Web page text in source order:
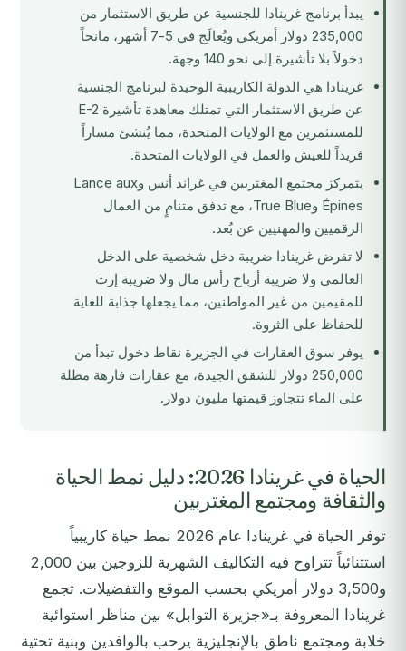
يبدأ برنامج غرينادا للجنسية عن طريق الاستثمار من
235,000 دولار أمريكي ويُعالَج في 5-7 أشهر، مانحاً
دخولاً بلا تأشيرة إلى نحو 140 وجهة.
غرينادا هي الدولة الكاريبية الوحيدة لبرنامج الجنسية
عن طريق الاستثمار التي تمتلك معاهدة تأشيرة E-2
للمستثمرين مع الولايات المتحدة، مما يُنشئ مساراً
فريداً للعيش والعمل في الولايات المتحدة.
يتمركز مجتمع المغتربين في غراند أنس وLance aux
Épines وTrue Blue، مع تدفق متنامٍ من العمال
الرقميين والمهنيين عن بُعد.
لا تفرض غرينادا ضريبة دخل شخصية على الدخل
العالمي ولا ضريبة أرباح رأس مال ولا ضريبة إرث
للمقيمين من غير المواطنين، مما يجعلها جذابة للغاية
للحفاظ على الثروة.
يوفر سوق العقارات في الجزيرة نقاط دخول تبدأ من
250,000 دولار للشقق الجيدة، مع عقارات فارهة مطلة
على الماء تتجاوز قيمتها مليون دولار.
الحياة في غرينادا 2026: دليل نمط الحياة
والثقافة ومجتمع المغتربين
توفر الحياة في غرينادا عام 2026 نمط حياة كاريبياً
استثنائياً تتراوح فيه التكاليف الشهرية للزوجين بين 2,000
و3,500 دولار أمريكي بحسب الموقع والتفضيلات. تجمع
غرينادا المعروفة بـ«جزيرة التوابل» بين مناظر استوائية
خلابة ومجتمع ناطق بالإنجليزية يرحب بالوافدين وبنية تحتية